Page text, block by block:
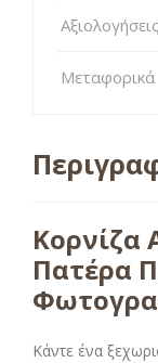
Μεταφορικά
Κορνίζα
Πατέρα
Κάντε ένα